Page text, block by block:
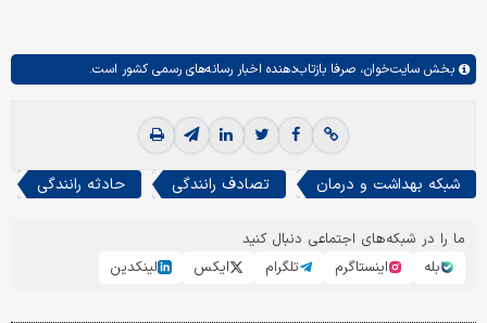
بخش سایت‌خوان، صرفا بازتاب‌دهنده اخبار رسانه‌های رسمی کشور است.
شبکه بهداشت و درمان تصادف رانندگی حادثه رانندگی
ما را در شبکه‌های اجتماعی دنبال کنید
بله
اینستاگرم تلگرام ایکس لینکدین